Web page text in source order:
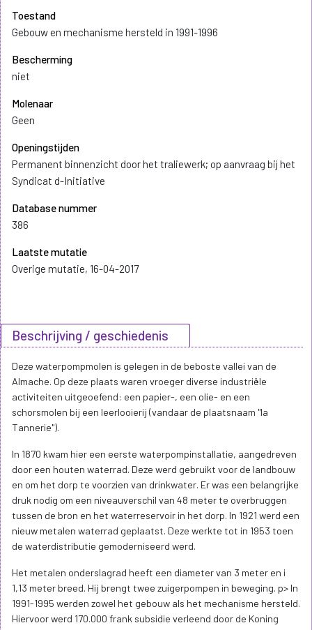
Toestand
Gebouw en mechanisme hersteld in 1991-1996
Bescherming
niet
Molenaar
Geen
Openingstijden
Permanent binnenzicht door het traliewerk; op aanvraag bij het
Syndicat d-Initiative
Database nummer
386
Laatste mutatie
Overige mutatie, 16-04-2017
Beschrijving / geschiedenis
Deze waterpompmolen is gelegen in de beboste vallei van de
Almache. Op deze plaats waren vroeger diverse industriële
activiteiten uitgeoefend: een papier-, een olie- en een
schorsmolen bij een leerlooierij (vandaar de plaatsnaam "la
Tannerie").
In 1870 kwam hier een eerste waterpompinstallatie, aangedreven
door een houten waterrad. Deze werd gebruikt voor de landbouw
en om het dorp te voorzien van drinkwater. Er was een belangrijke
druk nodig om een niveauverschil van 48 meter te overbruggen
tussen de bron en het waterreservoir in het dorp. In 1921 werd een
nieuw metalen waterrad geplaatst. Deze werkte tot in 1953 toen
de waterdistributie gemoderniseerd werd.
Het metalen onderslagrad heeft een diameter van 3 meter en i
1,13 meter breed. Hij brengt twee zuigerpompen in beweging. p> In
1991-1995 werden zowel het gebouw als het mechanisme hersteld.
Hiervoor werd 170.000 frank subsidie verleend door de Koning